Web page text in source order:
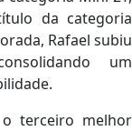
da categoria
Rafael subiu
um
terceiro melhor